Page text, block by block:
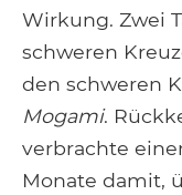
Wirkung. Zwei
schweren
den schweren
Mogami.
verbrachte
Monate damit,